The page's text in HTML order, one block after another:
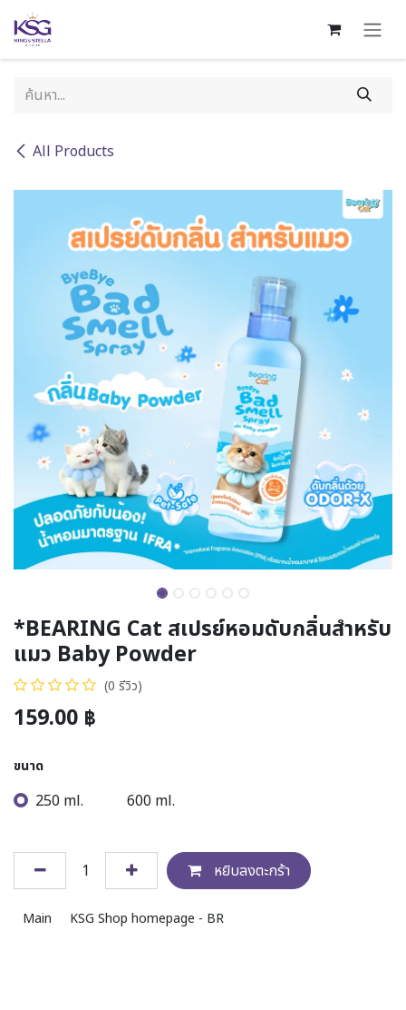
Skip to Content
All Products
*BEARING Cat สเปรย์หอมดับกลิ่นสำหรับ
แมว Baby Powder
(0 รีวิว)
159.00 ฿
ขนาด
250 ml. 600 ml.
หยิบลงตะกร้า
Main KSG Shop homepage - BR